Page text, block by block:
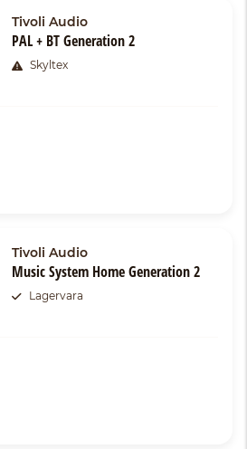
Tivoli Audio
PAL + BT Generation 2
Skyltex
Tivoli Audio
Music System Home Generation 2
Lagervara